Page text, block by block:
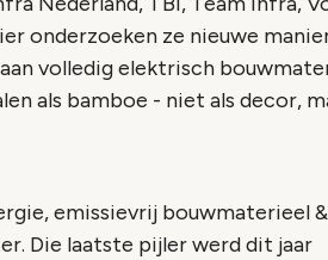
onderzoeken ze nieuwe
volledig elektrisch
als bamboe - niet als decor,
emissievrij bouwmaterieel &
Die laatste pijler werd dit jaar